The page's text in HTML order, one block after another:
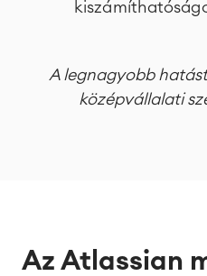
Service
Ipari
Virtuális
■
A legnagyobb
középvállalati
Az Atlassian